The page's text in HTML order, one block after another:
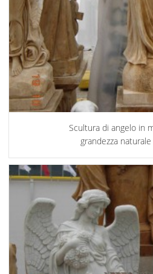
Scultura di angelo in
grandezza naturale